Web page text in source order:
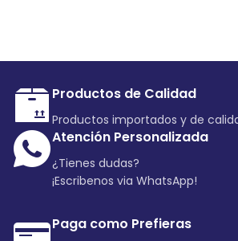
Productos de Calidad
Productos importados y de
Atención Personalizada
¿Tienes dudas?
¡Escribenos via WhatsApp!
Paga como Prefieras